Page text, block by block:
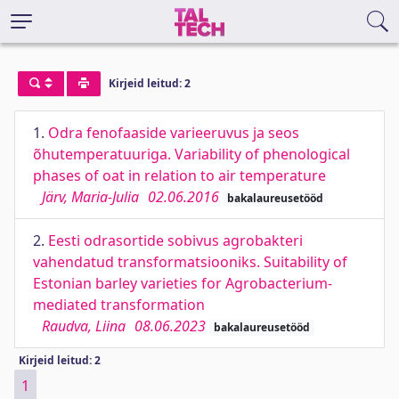
Kirjeid leitud: 2
1. Odra fenofaaside varieeruvus ja seos
õhutemperatuuriga. Variability of phenological
phases of oat in relation to air temperature
Järv, Maria-Julia 02.06.2016 bakalaureusetööd
2. Eesti odrasortide sobivus agrobakteri
vahendatud transformatsiooniks. Suitability of
Estonian barley varieties for Agrobacterium-
mediated transformation
Raudva, Liina 08.06.2023 bakalaureusetööd
Kirjeid leitud: 2
1